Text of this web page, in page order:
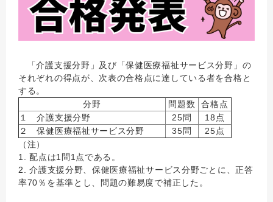
「介護支援分野」及び「保健医療福祉サービス分野」の
それぞれの得点が、次表の合格点に達している者を合格と
する。
分野
問題数
合格点
１ 介護支援分野
25問
18点
２ 保健医療福祉サービス分野
35問
25点
（注）
1. 配点は1問1点である。
2. 介護支援分野、保健医療福祉サービス分野ごとに、正答
率70％を基準とし、問題の難易度で補正した。